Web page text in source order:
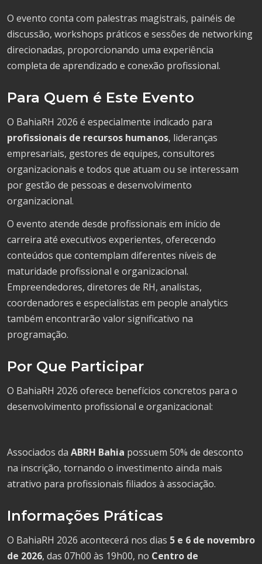
O evento conta com palestras magistrais, painéis de
discussão, workshops práticos e sessões de networking
direcionadas, proporcionando uma experiência
completa de aprendizado e conexão profissional.
Para Quem é Este Evento
O BahiaRH 2026 é especialmente indicado para
profissionais de recursos humanos, lideranças
empresariais, gestores de equipes, consultores
organizacionais e todos que atuam ou se interessam
por gestão de pessoas e desenvolvimento
organizacional.
O evento atende desde profissionais em início de
carreira até executivos experientes, oferecendo
conteúdos que contemplam diferentes níveis de
maturidade profissional e organizacional.
Empreendedores, diretores de RH, analistas,
coordenadores e especialistas em people analytics
também encontrarão valor significativo na
programação.
Por Que Participar
O BahiaRH 2026 oferece benefícios concretos para o
desenvolvimento profissional e organizacional:
Associados da ABRH Bahia possuem 50% de desconto
na inscrição, tornando o investimento ainda mais
atrativo para profissionais filiados à associação.
Informações Práticas
O BahiaRH 2026 acontecerá nos dias 5 e 6 de novembro
de 2026, das 07h00 às 19h00, no Centro de